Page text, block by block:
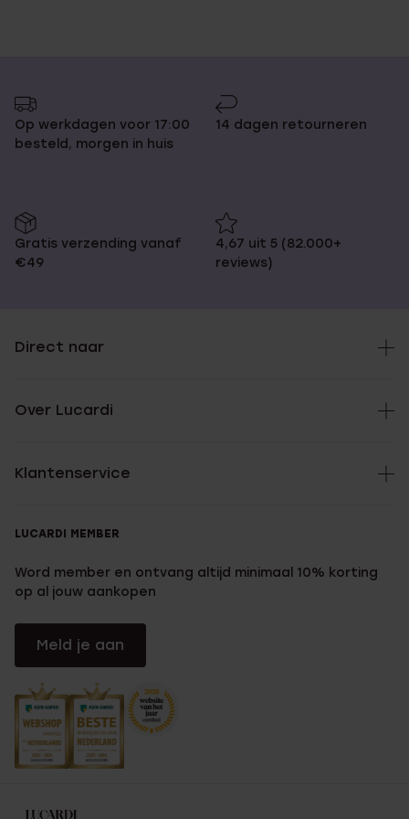
Op werkdagen voor 17:00
besteld, morgen in huis
14 dagen retourneren
Gratis verzending vanaf
€49
4,67 uit 5 (82.000+
reviews)
Direct naar
Over Lucardi
Klantenservice
LUCARDI MEMBER
Word member en ontvang altijd minimaal 10% korting
op al jouw aankopen
Meld je aan